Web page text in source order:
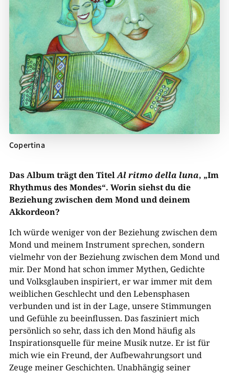
Copertina
Das Album trägt den TitelAl ritmo della luna, „Im
Rhythmus des Mondes“. Worin siehst du die
Beziehung zwischen dem Mond und deinem
Akkordeon?
Ich würde weniger von der Beziehung zwischen dem
Mond und meinem Instrument sprechen, sondern
vielmehr von der Beziehung zwischen dem Mond und
mir. Der Mond hat schon immer Mythen, Gedichte
und Volksglauben inspiriert, er war immer mit dem
weiblichen Geschlecht und den Lebensphasen
verbunden und ist in der Lage, unsere Stimmungen
und Gefühle zu beeinflussen. Das fasziniert mich
persönlich so sehr, dass ich den Mond häufig als
Inspirationsquelle für meine Musik nutze. Er ist für
mich wie ein Freund, der Aufbewahrungsort und
Zeuge meiner Geschichten. Unabhängig seiner